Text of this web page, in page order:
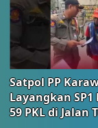
Satpol PP
Layangkan SP1
59 PKL di Jalan